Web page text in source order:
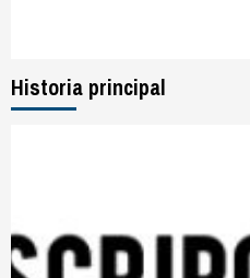
Historia principal